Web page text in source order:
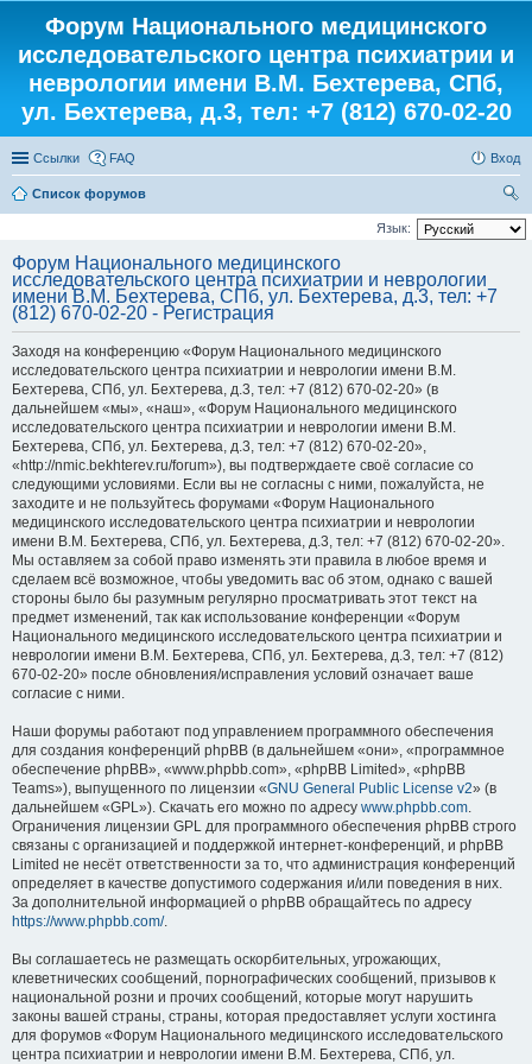
Форум Национального медицинского
исследовательского центра психиатрии и
неврологии имени В.М. Бехтерева, СПб,
ул. Бехтерева, д.3, тел: +7 (812) 670-02-20
Ссылки FAQ Вход
Список форумов
ои
Язык:
Форум Национального медицинского
исследовательского центра психиатрии и неврологии
имени В.М. Бехтерева, СПб, ул. Бехтерева, д.3, тел: +7
(812) 670-02-20 - Регистрация
Заходя на конференцию «Форум Национального медицинского
исследовательского центра психиатрии и неврологии имени В.М.
Бехтерева, СПб, ул. Бехтерева, д.3, тел: +7 (812) 670-02-20» (в
дальнейшем «мы», «наш», «Форум Национального медицинского
исследовательского центра психиатрии и неврологии имени В.М.
Бехтерева, СПб, ул. Бехтерева, д.3, тел: +7 (812) 670-02-20»,
«http://nmic.bekhterev.ru/forum»), вы подтверждаете своё согласие со
следующими условиями. Если вы не согласны с ними, пожалуйста, не
заходите и не пользуйтесь форумами «Форум Национального
медицинского исследовательского центра психиатрии и неврологии
имени В.М. Бехтерева, СПб, ул. Бехтерева, д.3, тел: +7 (812) 670-02-20».
Мы оставляем за собой право изменять эти правила в любое время и
сделаем всё возможное, чтобы уведомить вас об этом, однако с вашей
стороны было бы разумным регулярно просматривать этот текст на
предмет изменений, так как использование конференции «Форум
Национального медицинского исследовательского центра психиатрии и
неврологии имени В.М. Бехтерева, СПб, ул. Бехтерева, д.3, тел: +7 (812)
670-02-20» после обновления/исправления условий означает ваше
согласие с ними.
Наши форумы работают под управлением программного обеспечения
для создания конференций phpBB (в дальнейшем «они», «программное
обеспечение phpBB», «www.phpbb.com», «phpBB Limited», «phpBB
Teams»), выпущенного по лицензии «GNU General Public License v2» (в
дальнейшем «GPL»). Скачать его можно по адресу www.phpbb.com.
Ограничения лицензии GPL для программного обеспечения phpBB строго
связаны с организацией и поддержкой интернет-конференций, и phpBB
Limited не несёт ответственности за то, что администрация конференций
определяет в качестве допустимого содержания и/или поведения в них.
За дополнительной информацией о phpBB обращайтесь по адресу
https://www.phpbb.com/.
Вы соглашаетесь не размещать оскорбительных, угрожающих,
клеветнических сообщений, порнографических сообщений, призывов к
национальной розни и прочих сообщений, которые могут нарушить
законы вашей страны, страны, которая предоставляет услуги хостинга
для форумов «Форум Национального медицинского исследовательского
центра психиатрии и неврологии имени В.М. Бехтерева, СПб, ул.